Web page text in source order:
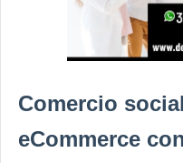
Comercio
eCommerce